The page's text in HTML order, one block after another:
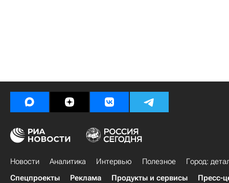
Новости Аналитика Интервью Полезное
Город:
Спецпроекты
Реклама Продукты и сервисы Пресс-